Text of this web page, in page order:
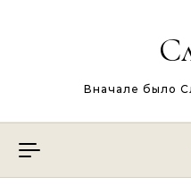
Вначале было